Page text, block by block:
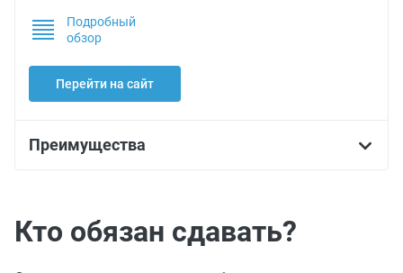
Подробный
обзор
Перейти на сайт
Преимущества
Кто обязан сдавать?